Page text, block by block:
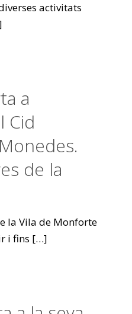
activitats
a
Cid
de la
la Vila de Monforte
i fins […]